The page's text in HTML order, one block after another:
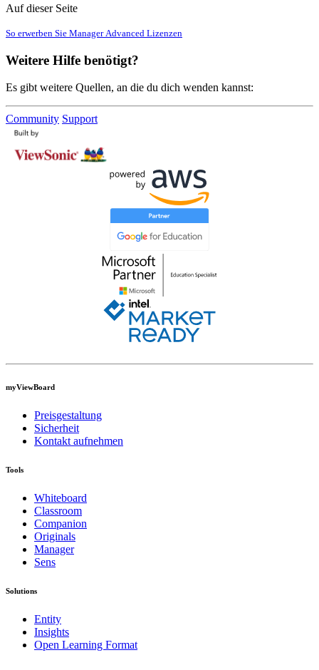
Auf dieser Seite
So erwerben Sie Manager Advanced Lizenzen
Weitere Hilfe benötigt?
Es gibt weitere Quellen, an die du dich wenden kannst:
Community Support
myViewBoard
Preisgestaltung
Sicherheit
Kontakt aufnehmen
Tools
Whiteboard
Classroom
Companion
Originals
Manager
Sens
Solutions
Entity
Insights
Open Learning Format